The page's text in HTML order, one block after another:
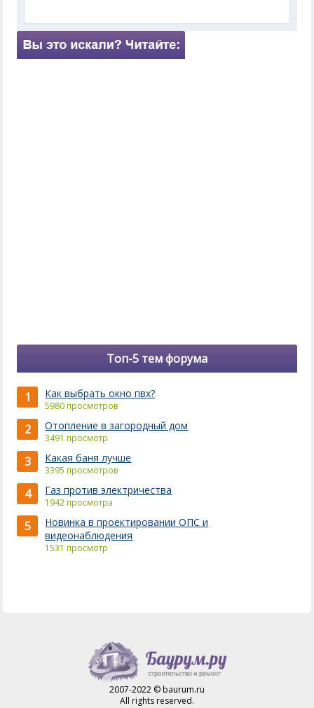
Топ-5 тем форума
1 Как выбрать окно пвх?
5980 просмотров
2 Отопление в загородный дом
3491 просмотр
3 Какая баня лучше
3395 просмотров
4 Газ против электричества
1942 просмотра
5
Новинка в проектировании ОПС и
видеонаблюдения
1531 просмотр
2007-2022 © baurum.ru
All rights reserved.